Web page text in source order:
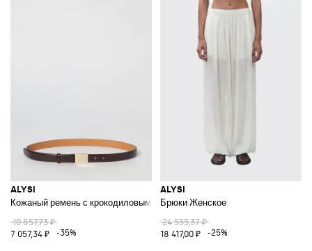
ALYSI
Кожаный ремень с крокодиловым принтом
10 857,73 ₽
7 057,34 ₽
-35%
ALYSI
Брюки Женское
24 555,37 ₽
18 417,00 ₽
-25%